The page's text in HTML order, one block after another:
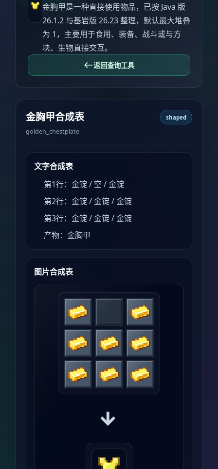
金胸甲是一种直接使用物品，已按 Java 版
26.1.2 与基岩版 26.23 整理，默认最大堆叠
为 1，主要用于食用、装备、战斗或与方
块、生物直接交互。
返回查询工具
金胸甲合成表
golden_chestplate
shaped
文字合成表
第1行：金锭 / 空 / 金锭
第2行：金锭 / 金锭 / 金锭
第3行：金锭 / 金锭 / 金锭
产物：金胸甲
图片合成表
→